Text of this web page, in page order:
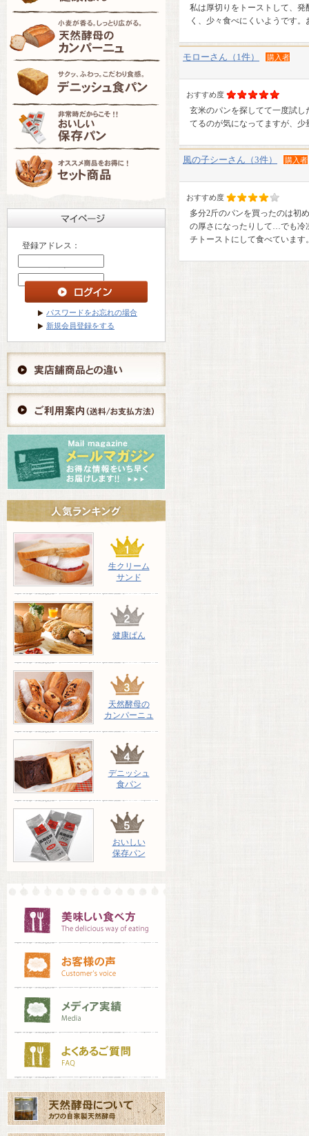
登録アドレス：
パスワードをお忘れの場合
新規会員登録をする
生クリーム
サンド
健康ぱん
天然酵母の
カンパーニュ
デニッシュ
食パン
おいしい
保存パン
私は厚切りをトーストして、
く、少々食べにくいようです
モローさん（1件） 購入者
おすすめ度
玄米のパンを探してて一度試
てるのが気になってますが、
風の子シーさん（3件） 購入者
おすすめ度
多分2斤のパンを買ったのは初
の厚さになったりして…でも冷
チトーストにして食べていま